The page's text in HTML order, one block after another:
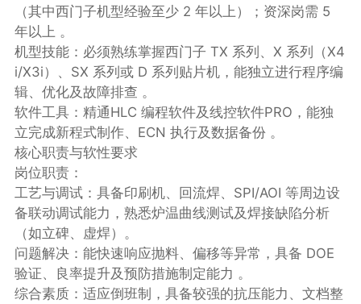
（其中西门子机型经验至少 2 年以上）；资深岗需 5
年以上 。
机型技能‌：必须熟练掌握‌西门子 TX 系列、X 系列（X4
i/X3i）、SX 系列或 D 系列‌贴片机，能独立进行程序编
辑、优化及故障排查 。
软件工具‌：精通‌HLC 编程软件‌及线控软件‌PRO‌，能独
立完成新程式制作、ECN 执行及数据备份 。‌‌
核心职责与软性要求
岗位职责：
工艺与调试‌：具备印刷机、回流焊、SPI/AOI 等周边设
备联动调试能力，熟悉炉温曲线测试及焊接缺陷分析
（如立碑、虚焊）。
问题解决‌：能快速响应抛料、偏移等异常，具备 DOE
验证、良率提升及预防措施制定能力 。
综合素质‌：适应倒班制，具备较强的抗压能力、文档整